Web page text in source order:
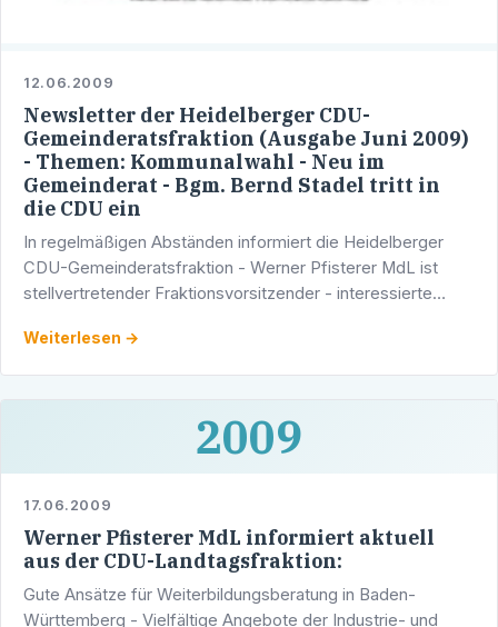
12.06.2009
Newsletter der Heidelberger CDU-
Gemeinderatsfraktion (Ausgabe Juni 2009)
- Themen: Kommunalwahl - Neu im
Gemeinderat - Bgm. Bernd Stadel tritt in
die CDU ein
In regelmäßigen Abständen informiert die Heidelberger
CDU-Gemeinderatsfraktion - Werner Pfisterer MdL ist
stellvertretender Fraktionsvorsitzender - interessierte
…
Weiterlesen →
2009
17.06.2009
Werner Pfisterer MdL informiert aktuell
aus der CDU-Landtagsfraktion:
Gute Ansätze für Weiterbildungsberatung in Baden-
Württemberg - Vielfältige Angebote der Industrie- und